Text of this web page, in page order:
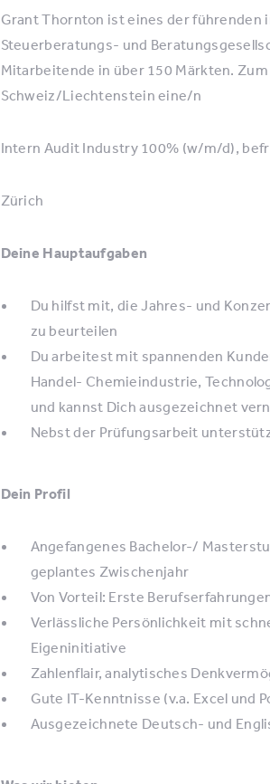
Grant Thornton ist eines der
Steuerberatungs- und
Mitarbeitende in über 150 Märkten.
Schweiz/Liechtenstein eine/n
Intern Audit Industry 100% (w/m/d),
Zürich
Deine Hauptaufgaben
Du hilfst mit, die Jahres- und
zu beurteilen
Du arbeitest mit spannenden
Handel- Chemieindustrie,
und kannst Dich ausgezeichnet
Nebst der Prüfungsarbeit
Dein Profil
Angefangenes Bachelor-/
geplantes Zwischenjahr
Von Vorteil: Erste
Verlässliche Persönlichkeit mit
Eigeninitiative
Zahlenflair, analytisches
Gute IT-Kenntnisse (v.a. Excel und
Ausgezeichnete Deutsch- und